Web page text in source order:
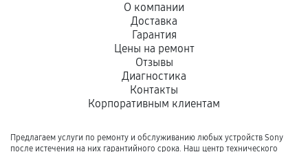
О компании
Доставка
Гарантия
Цены на ремонт
Отзывы
Диагностика
Контакты
Корпоративным клиентам
Предлагаем услуги по ремонту и обслуживанию любых устройств Sony
после истечения на них гарантийного срока. Наш центр технического